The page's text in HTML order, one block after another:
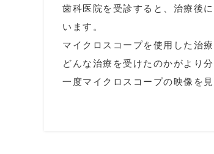
歯科医院を受診すると、治療後
います。
マイクロスコープを使用した治
どんな治療を受けたのかがより
一度マイクロスコープの映像を